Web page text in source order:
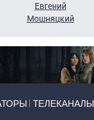
Евгений
Мошняцкий
ТЕЛЕКАНАЛЫ